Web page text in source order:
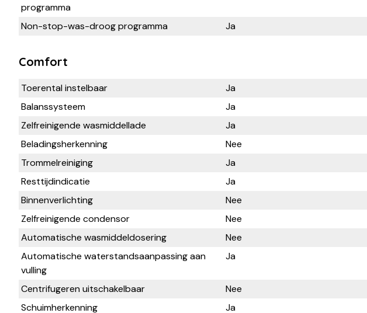
programma
Non-stop-was-droog programma Ja
Comfort
Toerental instelbaar
Ja
Balanssysteem
Ja
Zelfreinigende wasmiddellade
Ja
Beladingsherkenning
Nee
Trommelreiniging
Ja
Resttijdindicatie
Ja
Binnenverlichting
Nee
Zelfreinigende condensor
Nee
Automatische wasmiddeldosering
Nee
Automatische waterstandsaanpassing aan
vulling
Ja
Centrifugeren uitschakelbaar
Nee
Schuimherkenning
Ja